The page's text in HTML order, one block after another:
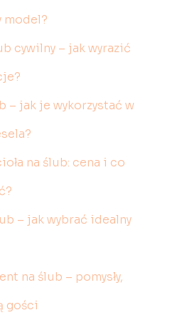
model?
cywilny – jak wyrazić
– jak je wykorzystać w
na ślub: cena i co
– jak wybrać idealny
na ślub – pomysły,
gości